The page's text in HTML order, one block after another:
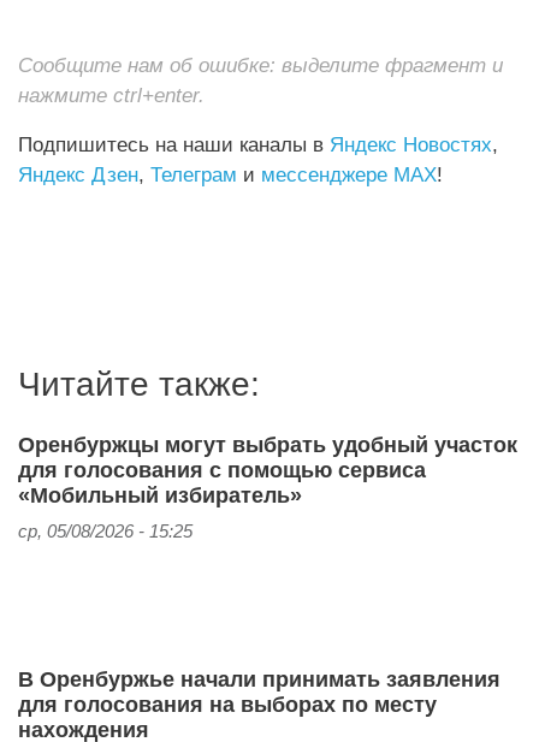
Сообщите нам об ошибке: выделите фрагмент и
нажмите ctrl+enter.
Подпишитесь на наши каналы в Яндекс Новостях,
Яндекс Дзен, Телеграм и мессенджере MAX!
Читайте также:
Оренбуржцы могут выбрать удобный участок
для голосования с помощью сервиса
«Мобильный избиратель»
ср, 05/08/2026 - 15:25
В Оренбуржье начали принимать заявления
для голосования на выборах по месту
нахождения